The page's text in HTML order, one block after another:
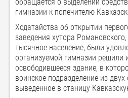
гимназии к попечителю
Ходатайства об открытии
заведения хутора
тысячное население, были
организуемой гимназии решили
освободившееся здание, в
воинское подразделение из двух
выведенное в станицу